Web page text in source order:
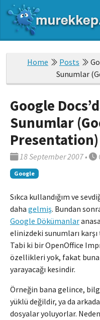
Home Posts
Sunumlar
Google
Sunumlar
Presentation)
18 September 2007•
Google
Sıkca kullandığım ve
daha gelmiş. Bundan
Google Dökümanlar
elinizdeki sunumları
Tabi ki bir OpenOffice
özellikleri yok, fakat
yarayacağı kesindir.
Örneğin bana gelince,
yüklü değildir, ya da
dosyalar yoluyorlar.